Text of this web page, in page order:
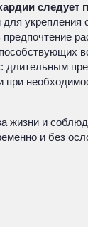
укрепления
длительным
при
жизни и
и без